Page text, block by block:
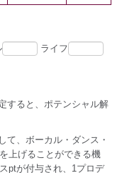
ライフ
すると、ポテンシャル解
、ボーカル・ダンス・
上げることができる機
ptが付与され、1プロデ